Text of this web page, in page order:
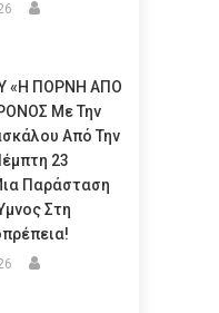
«Η ΠΟΡΝΗ ΑΠΟ
Με Την
Από Την
23
Παράσταση
Στη